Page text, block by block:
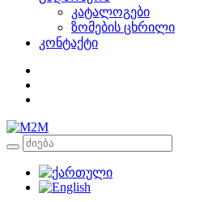
კატალოგები
ზომების ცხრილი
კონტაქტი